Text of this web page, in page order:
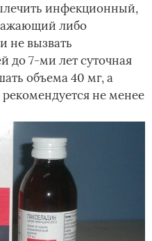
инфекционный,
либо
не вызвать
до 7-ми лет суточная
объема 40 мг, а
не менее